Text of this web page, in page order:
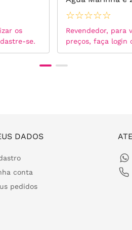
os
se.
Brancas - Prata
☆☆☆☆☆
Revendedor, para
preços, faça login
DADOS
conta
pedidos